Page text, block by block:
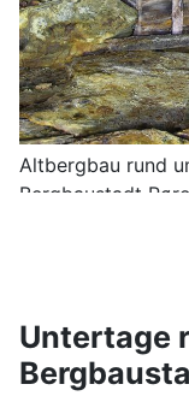
Altbergbau rund
Bergbaustadt
Untertage